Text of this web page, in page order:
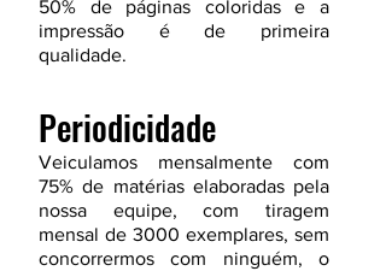
50% de páginas coloridas e a
impressão é de primeira
qualidade.
Periodicidade
Veiculamos mensalmente com
75% de matérias elaboradas pela
nossa equipe, com tiragem
mensal de 3000 exemplares, sem
concorrermos com ninguém, o